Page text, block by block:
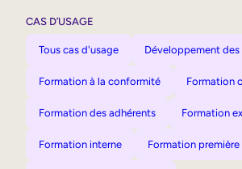
CAS D’USAGE
Tous cas d'usage Développement
Formation à la conformité Formation
Formation des adhérents Formation
Formation interne Formation première